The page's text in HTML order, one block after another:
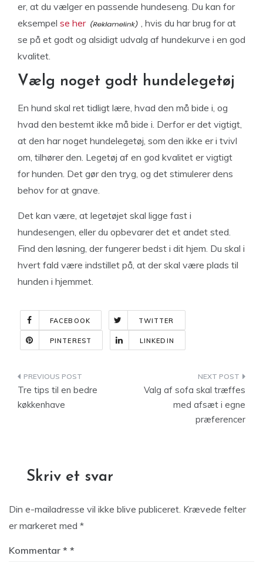
er, at du vælger en passende hundeseng. Du kan for
eksempel se her
, hvis du har brug for at
se på et godt og alsidigt udvalg af hundekurve i en god
kvalitet.
Vælg noget godt hundelegetøj
En hund skal ret tidligt lære, hvad den må bide i, og
hvad den bestemt ikke må bide i. Derfor er det vigtigt,
at den har noget hundelegetøj, som den ikke er i tvivl
om, tilhører den. Legetøj af en god kvalitet er vigtigt
for hunden. Det gør den tryg, og det stimulerer dens
behov for at gnave.
Det kan være, at legetøjet skal ligge fast i
hundesengen, eller du opbevarer det et andet sted.
Find den løsning, der fungerer bedst i dit hjem. Du skal i
hvert fald være indstillet på, at der skal være plads til
hunden i hjemmet.
FACEBOOK TWITTER
PINTEREST LINKEDIN
Indlægsnavigation
Tre tips til en bedre
køkkenhave
Valg af sofa skal træffes
med afsæt i egne
præferencer
Skriv et svar
Din e-mailadresse vil ikke blive publiceret. Krævede felter
er markeret med *
Kommentar *